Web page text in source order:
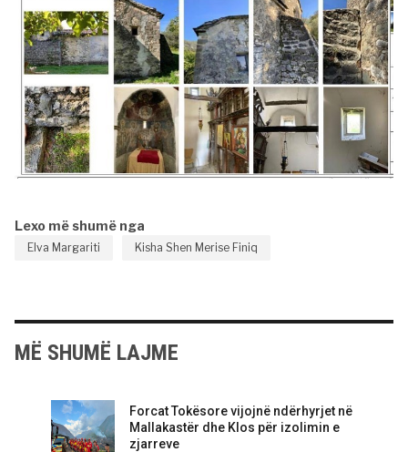
Lexo më shumë nga
Elva Margariti Kisha Shen Merise Finiq
MË SHUMË LAJME
Forcat Tokësore vijojnë ndërhyrjet në
Mallakastër dhe Klos për izolimin e
zjarreve